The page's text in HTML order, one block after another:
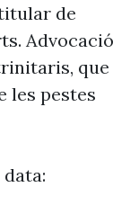
de
Advocació
que
les pestes